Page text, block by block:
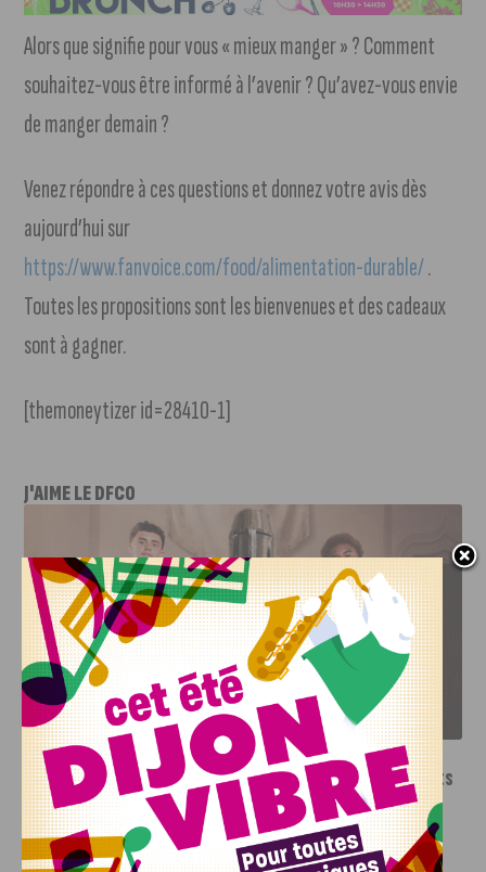
Alors que signifie pour vous « mieux manger » ? Comment
souhaitez-vous être informé à l’avenir ? Qu’avez-vous envie
de manger demain ?
Venez répondre à ces questions et donnez votre avis dès
aujourd’hui sur
https://www.fanvoice.com/food/alimentation-durable/.
Toutes les propositions sont les bienvenues et des cadeaux
sont à gagner.
[themoneytizer id=28410-1]
J'AIME LE DFCO
LE DFCO DÉVOILE SES NOUVEAUX MAILLOTS POUR LA
SAISON 2026-2027
INFOS,SPORT
Le DFCO dévoile ses nouveaux maillots
pour la saison 2026-2027
6 AOÛT, 2026
Le club dijonnais a présenté ses nouveaux maillots
pour son retour en Ligue 2....